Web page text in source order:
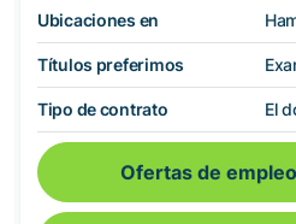
Ubicaciones en
Títulos preferimos
Tipo de contrato El
Ofertas de